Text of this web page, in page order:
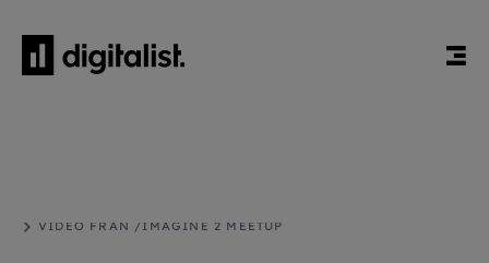
VIDEO FRÅN /IMAGINE 2 MEETUP